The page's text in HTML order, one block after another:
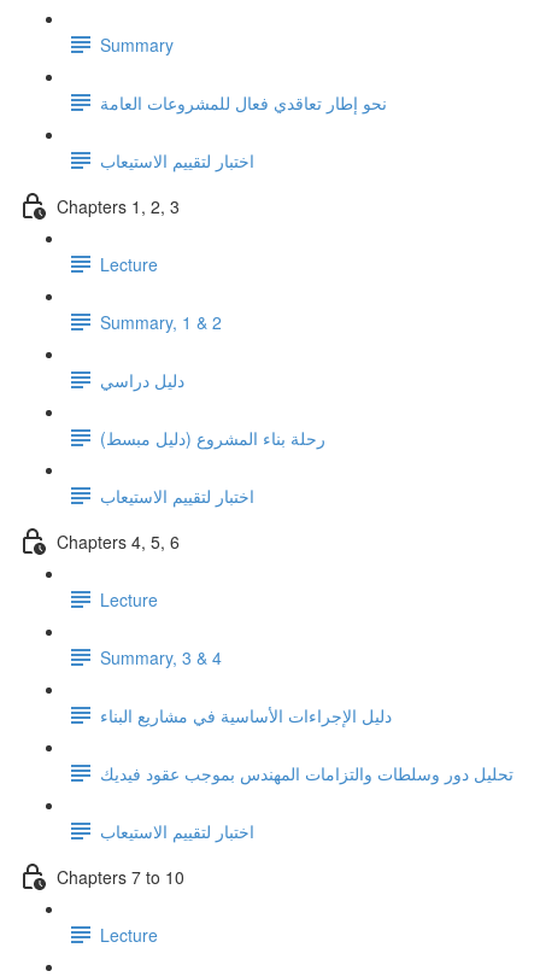
Summary
نحو إطار تعاقدي فعال للمشروعات العامة
اختبار لتقييم الاستيعاب
Chapters 1, 2, 3
Lecture
Summary, 1 & 2
دليل دراسي
رحلة بناء المشروع (دليل مبسط)
اختبار لتقييم الاستيعاب
Chapters 4, 5, 6
Lecture
Summary, 3 & 4
دليل الإجراءات الأساسية في مشاريع البناء
تحليل دور وسلطات والتزامات المهندس بموجب عقود فيديك
اختبار لتقييم الاستيعاب
Chapters 7 to 10
Lecture